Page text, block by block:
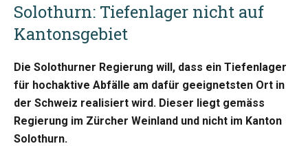
Solothurn: Tiefenlager nicht auf
Kantonsgebiet
Die Solothurner Regierung will, dass ein Tiefenlager
für hochaktive Abfälle am dafür geeignetsten Ort in
der Schweiz realisiert wird. Dieser liegt gemäss
Regierung im Zürcher Weinland und nicht im Kanton
Solothurn.